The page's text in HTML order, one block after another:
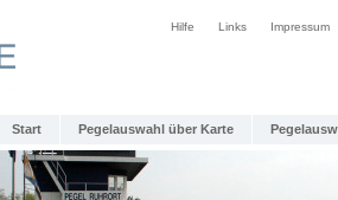
Hilfe Links Impressum
Start Pegelauswahl über Karte